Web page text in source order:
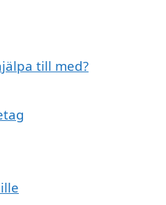
till med?